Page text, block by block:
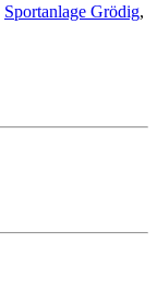
Sportanlage Grödig,